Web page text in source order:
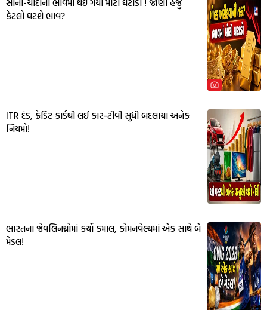
કેટલો ઘટશે ભાવ?
ITR દંડ, ક્રેડિટ કાર્ડથી લઈ કાર-ટીવી સુધી બદલાયા અનેક
નિયમો!
ભારતના જેવલિનથ્રોમાં કર્યો કમાલ, કોમનવેલ્થમાં એક સાથે બે
મેડલ!